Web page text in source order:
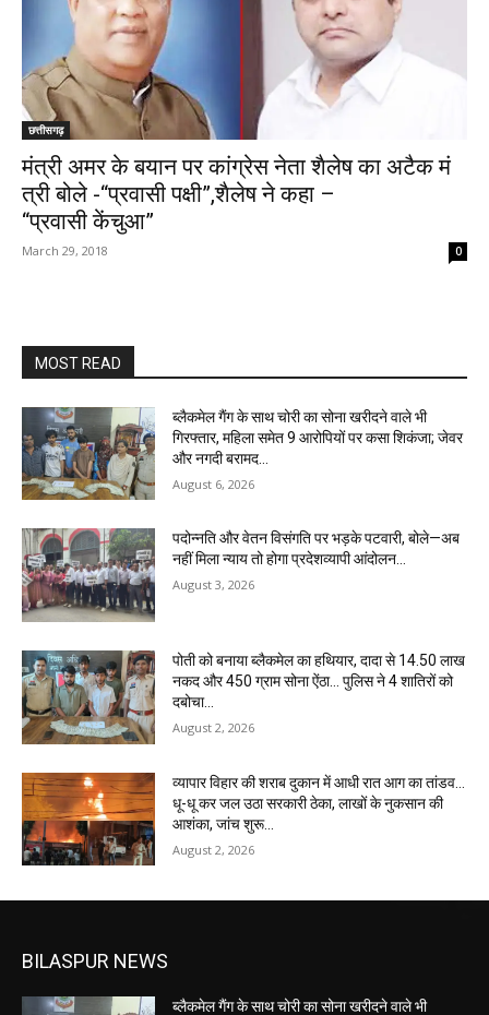
छत्तीसगढ़
मंत्री अमर के बयान पर कांग्रेस नेता शैलेष का अटैक मं
त्री बोले -“प्रवासी पक्षी”,शैलेष ने कहा –
“प्रवासी केंचुआ”
March 29, 2018 0
MOST READ
ब्लैकमेल गैंग के साथ चोरी का सोना खरीदने वाले भी
गिरफ्तार, महिला समेत 9 आरोपियों पर कसा शिकंजा; जेवर
और नगदी बरामद…
August 6, 2026
पदोन्नति और वेतन विसंगति पर भड़के पटवारी, बोले—अब
नहीं मिला न्याय तो होगा प्रदेशव्यापी आंदोलन…
August 3, 2026
पोती को बनाया ब्लैकमेल का हथियार, दादा से 14.50 लाख
नकद और 450 ग्राम सोना ऐंठा… पुलिस ने 4 शातिरों को
दबोचा…
August 2, 2026
व्यापार विहार की शराब दुकान में आधी रात आग का तांडव…
धू-धू कर जल उठा सरकारी ठेका, लाखों के नुकसान की
आशंका, जांच शुरू…
August 2, 2026
BILASPUR NEWS
ब्लैकमेल गैंग के साथ चोरी का सोना खरीदने वाले भी